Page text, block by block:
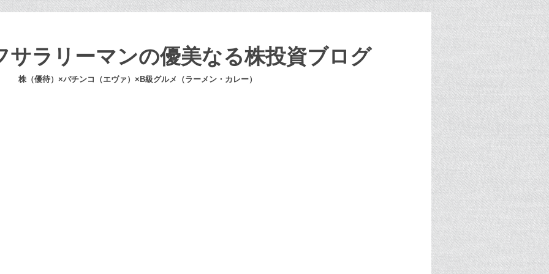
サラリーマンの優美なる株投資ブログ
株（優待）×パチンコ（エヴァ）×B級グルメ（ラーメン・カレー）